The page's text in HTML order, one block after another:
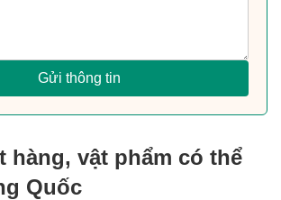
Gửi thông tin
hàng, vật phẩm có thể
Quốc